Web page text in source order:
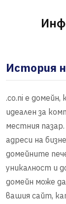
История
.co.ni е домейн,
идеален за
местния
адреси на
домейните
уникалност и
домейн може
вашия сайт,